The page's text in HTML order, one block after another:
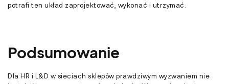
potrafi ten układ zaprojektować, wykonać i utrzymać.
Podsumowanie
Dla HR i L&D w sieciach sklepów prawdziwym wyzwaniem nie